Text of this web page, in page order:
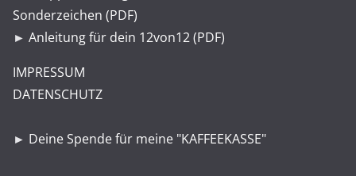
Sonderzeichen (PDF)
► Anleitung für dein 12von12 (PDF)
IMPRESSUM
DATENSCHUTZ
► Deine Spende für meine "KAFFEEKASSE"